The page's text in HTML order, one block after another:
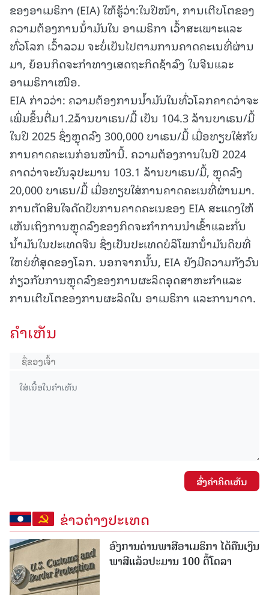
ຂອງອາເມຣິກາ (EIA) ໃຫ້ຮູ້ວ່າ:ໃນປີໜ້າ, ການເຕີບໂຕຂອງ
ຄວາມຕ້ອງການນ້ໍາມັນໃນ ອາເມຣິກາ ເວົ້າສະເພາະແລະ
ທົ່ວໂລກ ເວົ້າລວມ ຈະບໍ່ເປັນໄປຕາມການຄາດຄະເນທີ່ຜ່ານ
ມາ, ຍ້ອນກິດຈະກໍາທາງເສດຖະກິດຊ້າລົງ ໃນຈີນແລະ
ອາເມຣິກາເໜືອ.
EIA ກ່າວວ່າ: ຄວາມຕ້ອງການນ້ຳມັນໃນທົ່ວໂລກຄາດວ່າຈະ
ເພີ່ມຂຶ້ນຕື່ມ1.2ລ້ານບາເຣນ/ມື້ ເປັນ 104.3 ລ້ານບາເຣນ/ມື້
ໃນປີ 2025 ຊຶ່ງຫຼຸດລົງ 300,000 ບາເຣນ/ມື້ ເມື່ອທຽບໃສ່ກັບ
ການຄາດຄະເນກ່ອນໜ້ານີ້. ຄວາມຕ້ອງການໃນປີ 2024
ຄາດວ່າຈະບັນລຸປະມານ 103.1 ລ້ານບາເຣນ/ມື້, ຫຼຸດລົງ
20,000 ບາເຣນ/ມື້ ເມື່ອທຽບໃສ່ການຄາດຄະເນທີ່ຜ່ານມາ.
ການຕັດສິນໃຈດັດປັບການຄາດຄະເນຂອງ EIA ສະແດງໃຫ້
ເຫັນເຖິງການຫຼຸດລົງຂອງກິດຈະກໍາການນໍາເຂົ້າແລະກັ່ນ
ນໍ້າມັນໃນປະເທດຈີນ ຊຶ່ງເປັນປະເທດບໍລິໂພກນ້ໍາມັນດິບທີ່
ໃຫຍ່ທີ່ສຸດຂອງໂລກ. ນອກຈາກນັ້ນ, EIA ຍັງມີຄວາມກັງວົນ
ກ່ຽວກັບການຫຼຸດລົງຂອງການຜະລິດອຸດສາຫະກໍາແລະ
ການເຕີບໂຕຂອງການຜະລິດໃນ ອາເມຣິກາ ແລະການາດາ.
ຄໍາເຫັນ
ສົ່ງຄໍາຄິດເຫັນ
ຂ່າວຕ່າງປະເທດ
ອົງການດ່ານພາສີອາເມຣິກາ ໄດ້ຄືນເງິນ
ພາສີແລ້ວປະມານ 100 ຕື້ໂດລາ